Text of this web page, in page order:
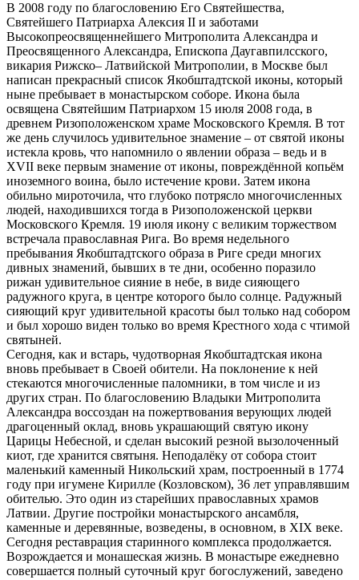
В 2008 году по благословению Его Святейшества,
Святейшего Патриарха Алексия II и заботами
Высокопреосвященнейшего Митрополита Александра и
Преосвященного Александра, Епископа Даугавпилсского,
викария Рижско– Латвийской Митрополии, в Москве был
написан прекрасный список Якобштадтской иконы, который
ныне пребывает в монастырском соборе. Икона была
освящена Святейшим Патриархом 15 июля 2008 года, в
древнем Ризоположенском храме Московского Кремля. В тот
же день случилось удивительное знамение – от святой иконы
истекла кровь, что напомнило о явлении образа – ведь и в
XVII веке первым знамение от иконы, повреждённой копьём
иноземного воина, было истечение крови. Затем икона
обильно мироточила, что глубоко потрясло многочисленных
людей, находившихся тогда в Ризоположенской церкви
Московского Кремля. 19 июля икону с великим торжеством
встречала православная Рига. Во время недельного
пребывания Якобштадтского образа в Риге среди многих
дивных знамений, бывших в те дни, особенно поразило
рижан удивительное сияние в небе, в виде сияющего
радужного круга, в центре которого было солнце. Радужный
сияющий круг удивительной красоты был только над собором
и был хорошо виден только во время Крестного хода с чтимой
святыней.
Сегодня, как и встарь, чудотворная Якобштадтская икона
вновь пребывает в Своей обители. На поклонение к ней
стекаются многочисленные паломники, в том числе и из
других стран. По благословению Владыки Митрополита
Александра воссоздан на пожертвования верующих людей
драгоценный оклад, вновь украшающий святую икону
Царицы Небесной, и сделан высокий резной вызолоченный
киот, где хранится святыня. Неподалёку от собора стоит
маленький каменный Никольский храм, построенный в 1774
году при игумене Кирилле (Козловском), 36 лет управлявшим
обителью. Это один из старейших православных храмов
Латвии. Другие постройки монастырского ансамбля,
каменные и деревянные, возведены, в основном, в XIX веке.
Сегодня реставрация старинного комплекса продолжается.
Возрождается и монашеская жизнь. В монастыре ежедневно
совершается полный суточный круг богослужений, заведено